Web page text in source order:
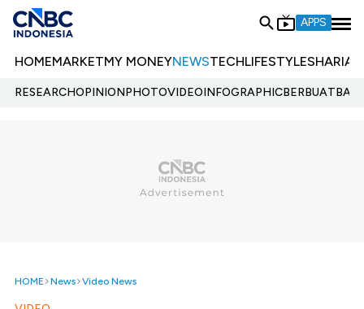
APPS
HOMEMARKETMY MONEYNEWSTECHLIFESTYLESHARIA
RESEARCHOPINIONPHOTOVIDEOINFOGRAPHIC
HOME News Video News